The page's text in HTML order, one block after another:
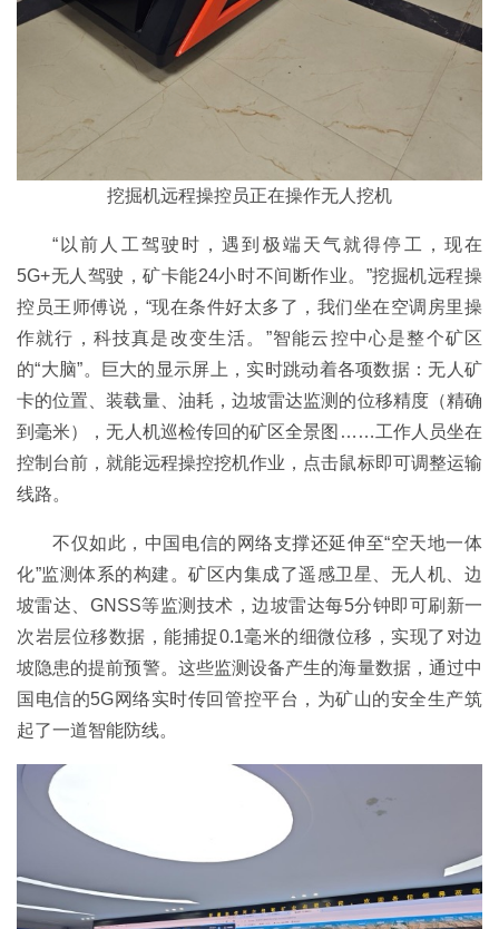
挖掘机远程操控员正在操作无人挖机
“以前人工驾驶时，遇到极端天气就得停工，现在
5G+无人驾驶，矿卡能24小时不间断作业。”挖掘机远程操
控员王师傅说，“现在条件好太多了，我们坐在空调房里操
作就行，科技真是改变生活。”智能云控中心是整个矿区
的“大脑”。巨大的显示屏上，实时跳动着各项数据：无人矿
卡的位置、装载量、油耗，边坡雷达监测的位移精度（精确
到毫米），无人机巡检传回的矿区全景图……工作人员坐在
控制台前，就能远程操控挖机作业，点击鼠标即可调整运输
线路。
不仅如此，中国电信的网络支撑还延伸至“空天地一体
化”监测体系的构建。矿区内集成了遥感卫星、无人机、边
坡雷达、GNSS等监测技术，边坡雷达每5分钟即可刷新一
次岩层位移数据，能捕捉0.1毫米的细微位移，实现了对边
坡隐患的提前预警。这些监测设备产生的海量数据，通过中
国电信的5G网络实时传回管控平台，为矿山的安全生产筑
起了一道智能防线。